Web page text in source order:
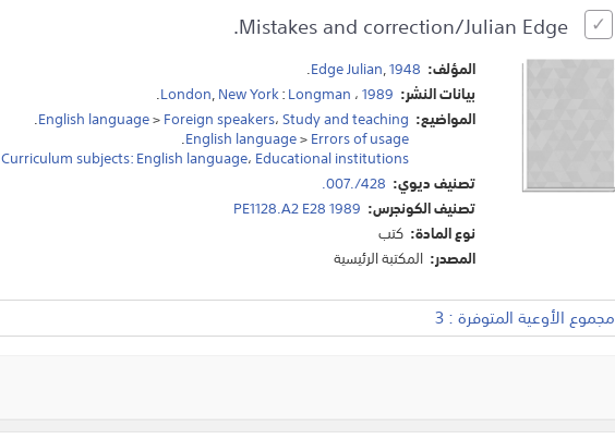
Mistakes and correction/Julian Edge.
المؤلف: Edge Julian,1948
.
بيانات النشر:
London,New York:Longman ،1989
.
المواضيع:
English language>Foreign speakers،Study and teaching
.
English language>Errors of usage
.
Curriculum subjects: English language، Educational institutions
تصنيف ديوي: 428/.007.
تصنيف الكونجرس: PE1128.A2 E28 1989
نوع المادة: كتب
المصدر: المكتبة الرئيسية
مجموع الأوعية المتوفرة : 3